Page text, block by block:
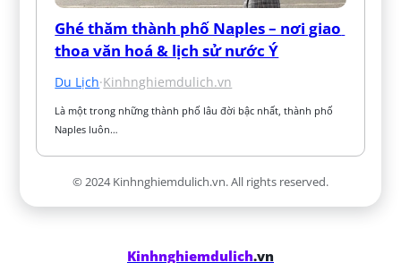
Ghé thăm thành phố Naples – nơi giao
thoa văn hoá & lịch sử nước Ý
Du Lịch·Kinhnghiemdulich.vn
Là một trong những thành phố lâu đời bậc nhất, thành phố
Naples luôn…
© 2024 Kinhnghiemdulich.vn. All rights reserved.
Kinhnghiemdulich.vn